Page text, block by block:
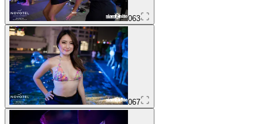
063
067